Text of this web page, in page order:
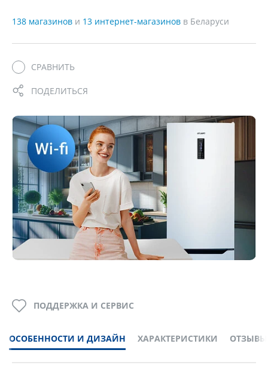
138 магазинов и 13 интернет-магазинов в Беларуси
СРАВНИТЬ
ПОДЕЛИТЬСЯ
ОСОБЕННОСТИ И ДИЗАЙН ХАРАКТЕРИСТИКИ ОТЗЫВЫ
ПОДДЕРЖКА И СЕРВИС